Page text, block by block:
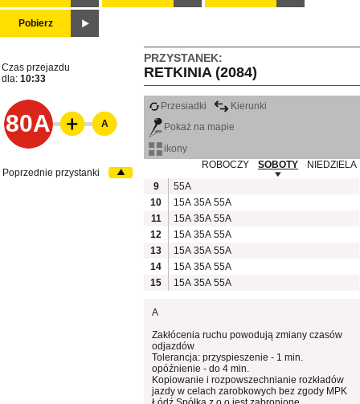
Pobierz
PRZYSTANEK:
RETKINIA (2084)
Czas przejazdu
dla: 10:33
80A
Przesiadki
Kierunki
Pokaż na mapie
ikony
ROBOCZY
SOBOTY
NIEDZIELA
9
55A
10
15A 35A 55A
11
15A 35A 55A
12
15A 35A 55A
13
15A 35A 55A
14
15A 35A 55A
15
15A 35A 55A
A
Zakłócenia ruchu powodują zmiany czasów
odjazdów
Tolerancja: przyspieszenie - 1 min.
opóźnienie - do 4 min.
Kopiowanie i rozpowszechnianie rozkładów
jazdy w celach zarobkowych bez zgody MPK
A
Poprzednie przystanki